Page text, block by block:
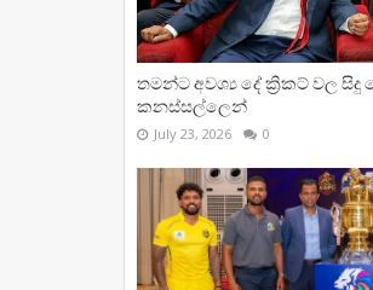
තමන්ට අවශ්‍ය දේ ක්‍රිකට් වල සිදු
කනස්සල්ලෙන්
July 23, 2026 0